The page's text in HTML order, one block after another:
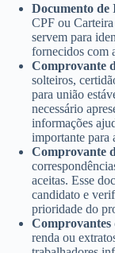
Documento de
CPF ou
servem para
fornecidos com
Comprovante
solteiros,
para união
necessário
informações
importante para
Comprovante
aceitas. Esse
candidato e
prioridade do
Comprovantes
renda ou